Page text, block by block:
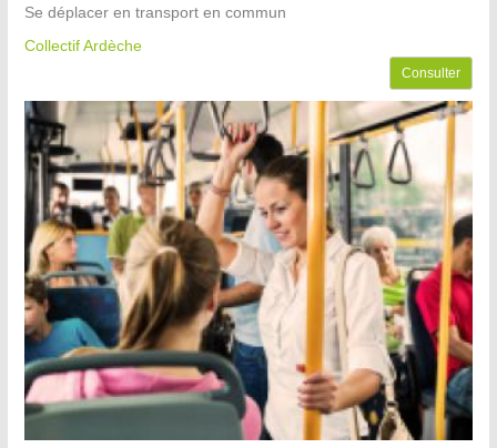
Se déplacer en transport en commun
Collectif Ardèche
Consulter